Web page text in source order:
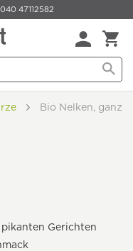
47112582
Natürlich Pflanzlich Lecker
Bio Nelken, ganz
Gerichten